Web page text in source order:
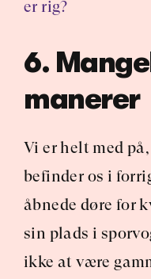
er rig?
6.
manerer
Vi er helt med
befinder os i
åbnede døre for
sin plads i
ikke at være